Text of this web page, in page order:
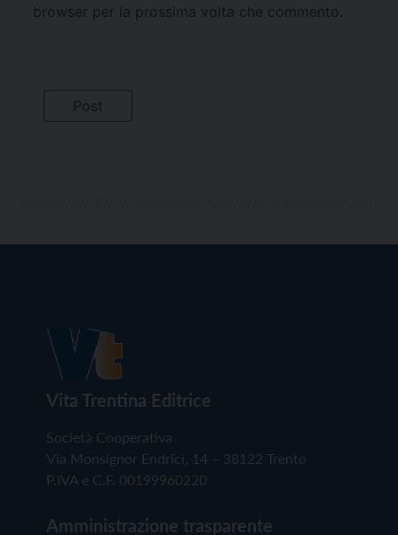
browser per la prossima volta che commento.
Vita Trentina Editrice
Società Cooperativa
Via Monsignor Endrici, 14 – 38122 Trento
P.IVA e C.F. 00199960220
Amministrazione trasparente